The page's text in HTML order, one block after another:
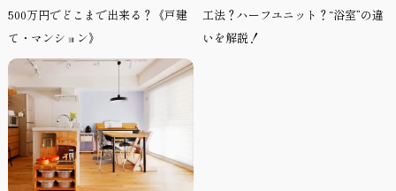
500万円でどこまで出来る？《戸建
て・マンション》
工法？ハーフユニット？“浴室”の違
いを解説！